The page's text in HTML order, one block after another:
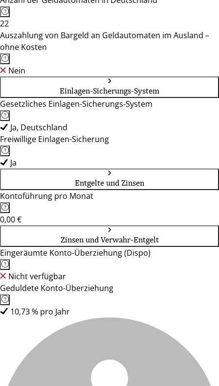
22
Auszahlung von Bargeld an Geldautomaten im Ausland –
ohne Kosten
Nein
Einlagen-Sicherungs-System
Gesetzliches Einlagen-Sicherungs-System
Ja, Deutschland
Freiwillige Einlagen-Sicherung
Ja
Entgelte und Zinsen
Kontoführung pro Monat
0,00 €
Zinsen und Verwahr-Entgelt
Eingeräumte Konto-Überziehung (Dispo)
Nicht verfügbar
Geduldete Konto-Überziehung
10,73 % pro Jahr